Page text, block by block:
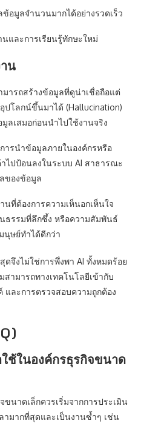
อมูลจำนวนมากได้อย่างรวดเร็ว
และการเรียนรู้ทักษะใหม่
น
มารถสร้างข้อมูลที่ดูน่าเชื่อถือแต่
ปโลกน์ขึ้นมาได้ (Hallucination)
ลเสมอก่อนนำไปใช้งานจริง
ารนำข้อมูลภายในองค์กรหรือ
ไปป้อนลงในระบบ AI สาธารณะ
ของข้อมูล
ที่ต้องการความเห็นอกเห็นใจ
ธรรมที่ลึกซึ้ง หรือความสัมพันธ์
นุษย์ทำได้ดีกว่า
ดจึงไม่ใช่การพึ่งพา AI ทั้งหมดร้อย
ามารถทางเทคโนโลยีเข้ากับ
ละการตรวจสอบความถูกต้อง
ช้ในองค์กรธุรกิจขนาด
นาดเล็กควรเริ่มจากการประเมิน
ามากที่สุดและเป็นงานซ้ำๆ เช่น